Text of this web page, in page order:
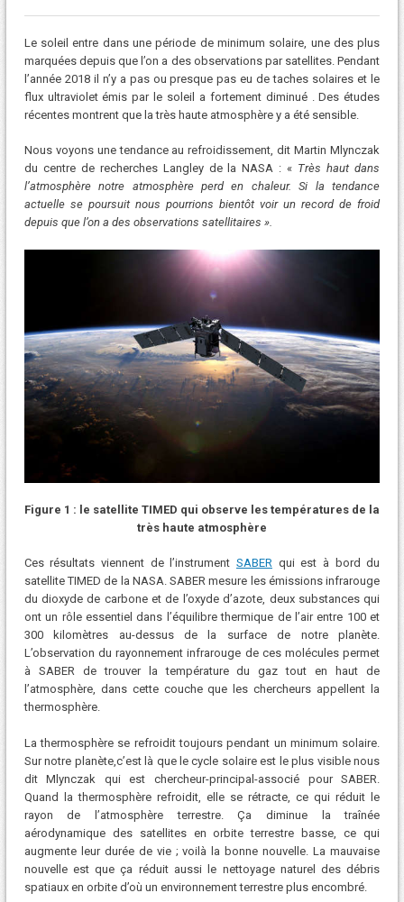
Le soleil entre dans une période de minimum solaire, une des plus
marquées depuis que l’on a des observations par satellites. Pendant
l’année 2018 il n’y a pas ou presque pas eu de taches solaires et le
flux ultraviolet émis par le soleil a fortement diminué . Des études
récentes montrent que la très haute atmosphère y a été sensible.
Nous voyons une tendance au refroidissement, dit Martin Mlynczak
du centre de recherches Langley de la NASA : « Très haut dans
l’atmosphère notre atmosphère perd en chaleur. Si la tendance
actuelle se poursuit nous pourrions bientôt voir un record de froid
depuis que l’on a des observations satellitaires ».
Figure 1 : le satellite TIMED qui observe les températures de la
très haute atmosphère
Ces résultats viennent de l’instrument SABER qui est à bord du
satellite TIMED de la NASA. SABER mesure les émissions infrarouge
du dioxyde de carbone et de l’oxyde d’azote, deux substances qui
ont un rôle essentiel dans l’équilibre thermique de l’air entre 100 et
300 kilomètres au-dessus de la surface de notre planète.
L’observation du rayonnement infrarouge de ces molécules permet
à SABER de trouver la température du gaz tout en haut de
l’atmosphère, dans cette couche que les chercheurs appellent la
thermosphère.
La thermosphère se refroidit toujours pendant un minimum solaire.
Sur notre planète,c’est là que le cycle solaire est le plus visible nous
dit Mlynczak qui est chercheur-principal-associé pour SABER.
Quand la thermosphère refroidit, elle se rétracte, ce qui réduit le
rayon de l’atmosphère terrestre. Ça diminue la traînée
aérodynamique des satellites en orbite terrestre basse, ce qui
augmente leur durée de vie ; voilà la bonne nouvelle. La mauvaise
nouvelle est que ça réduit aussi le nettoyage naturel des débris
spatiaux en orbite d’où un environnement terrestre plus encombré.